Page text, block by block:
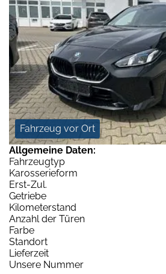
Fahrzeug vor Ort
Allgemeine Daten:
Fahrzeugtyp
Karosserieform
Erst-Zul.
Getriebe
Kilometerstand
Anzahl der Türen
Farbe
Standort
Lieferzeit
Unsere Nummer